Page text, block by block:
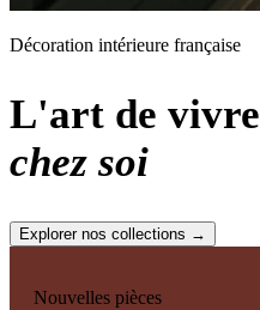
Décoration intérieure française
L'art de vivre
chez soi
Explorer nos collections →
Nouvelles pièces